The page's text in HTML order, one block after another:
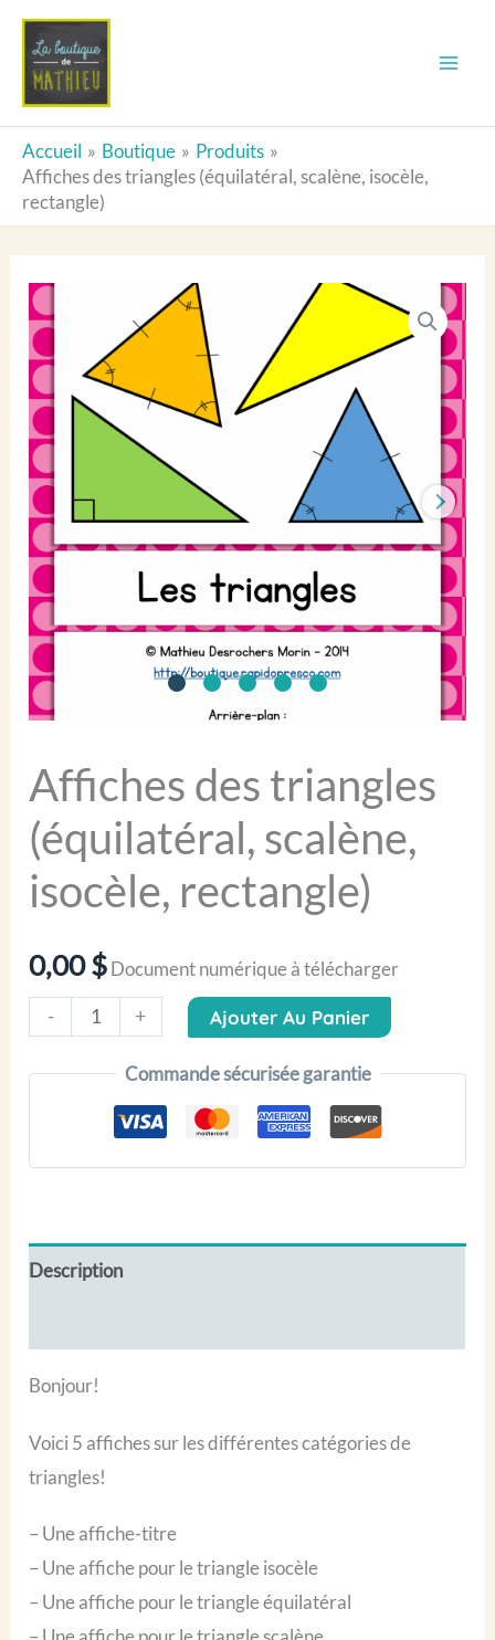
Aller
contenu
Accueil Boutique
Produits
Affiches des triangles (équilatéral, scalène, isocèle,
rectangle)
Affiches des triangles
(équilatéral, scalène,
isocèle, rectangle)
0,00$Document numérique à télécharger
-
quantité
Affiches
isocèle,
rectangle)
+ Ajouter Au Panier
Commande sécurisée garantie
Description
Bonjour!
Voici 5 affiches sur les différentes catégories de
triangles!
– Une affiche-titre
– Une affiche pour le triangle isocèle
– Une affiche pour le triangle équilatéral
des
triangles
(équilatéral,
scalène,
isocèle,